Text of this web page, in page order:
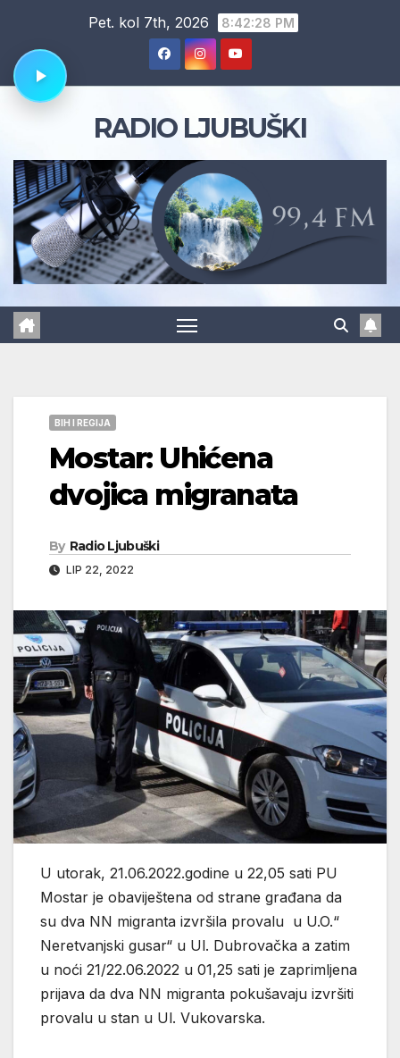
content
Pet. kol 7th, 2026 8:42:29 PM
RADIO LJUBUŠKI
BIH I REGIJA
Mostar: Uhićena
dvojica migranata
By Radio Ljubuški
LIP 22, 2022
U utorak, 21.06.2022.godine u 22,05 sati PU
Mostar je obaviještena od strane građana da
su dva NN migranta izvršila provalu u U.O.“
Neretvanjski gusar“ u Ul. Dubrovačka a zatim
u noći 21/22.06.2022 u 01,25 sati je zaprimljena
prijava da dva NN migranta pokušavaju izvršiti
provalu u stan u Ul. Vukovarska.